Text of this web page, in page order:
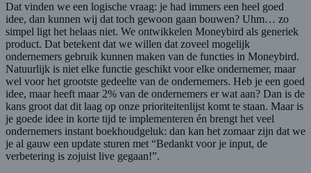
Dat vinden we een logische vraag: je had immers een heel goed
idee, dan kunnen wij dat toch gewoon gaan bouwen? Uhm… zo
simpel ligt het helaas niet. We ontwikkelen Moneybird als generiek
product. Dat betekent dat we willen dat zoveel mogelijk
ondernemers gebruik kunnen maken van de functies in Moneybird.
Natuurlijk is niet elke functie geschikt voor elke ondernemer, maar
wel voor het grootste gedeelte van de ondernemers. Heb je een goed
idee, maar heeft maar 2% van de ondernemers er wat aan? Dan is de
kans groot dat dit laag op onze prioriteitenlijst komt te staan. Maar is
je goede idee in korte tijd te implementeren én brengt het veel
ondernemers instant boekhoudgeluk: dan kan het zomaar zijn dat we
je al gauw een update sturen met “Bedankt voor je input, de
verbetering is zojuist live gegaan!”.